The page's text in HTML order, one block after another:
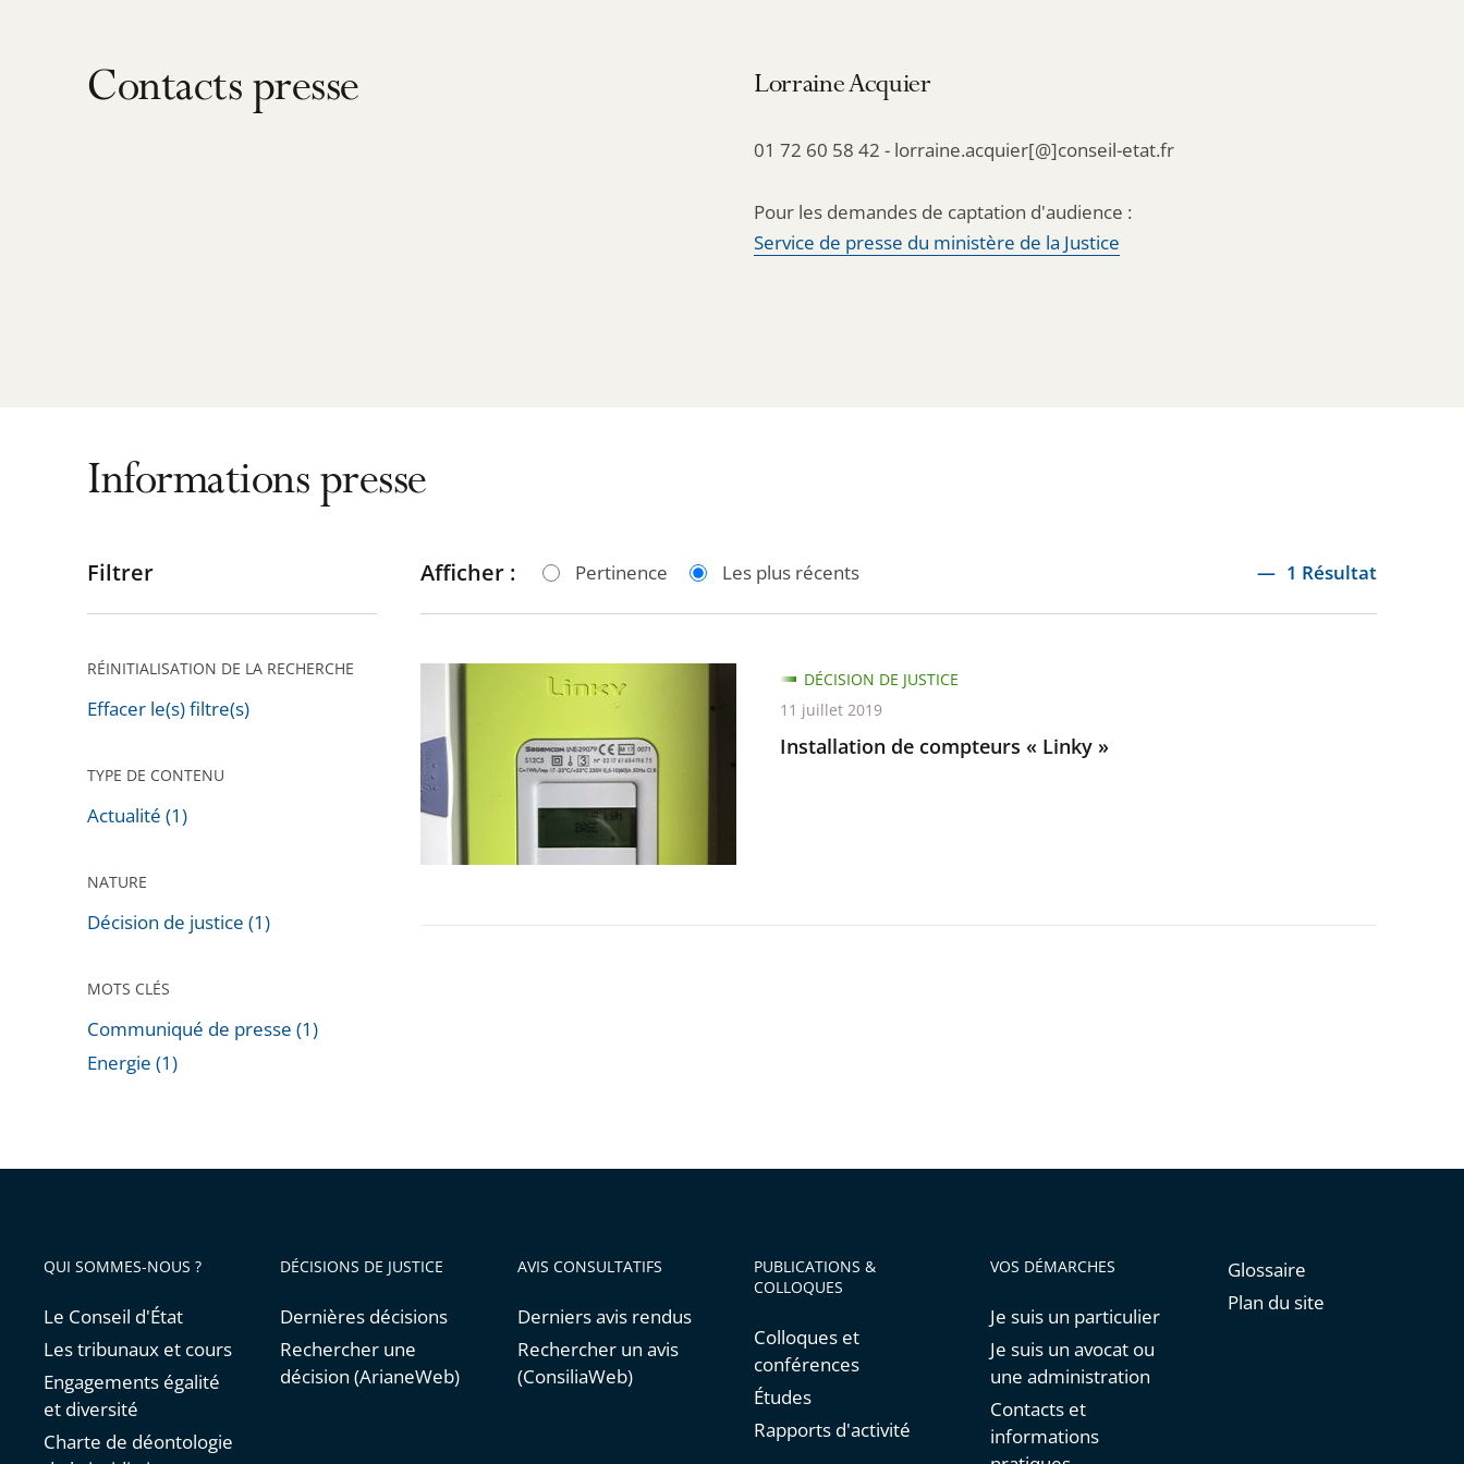
Contacts presse Lorraine Acquier
01 72 60 58 42 - lorraine.acquier[@]conseil-etat.fr
Pour les demandes de captation d'audience :
Service de presse du ministère de la Justice
Informations presse
Passer
pour
après
Filtrer
RÉINITIALISATION DE LA RECHERCHE
Effacer le(s) filtre(s)
TYPE DE CONTENU
Actualité (1)
NATURE
Décision de justice (1)
MOTS CLÉS
Communiqué de presse (1)
Energie (1)
Afficher : Pertinence Les plus récents 1 Résultat
compteurs
«
Linky
Installation de compteurs « Linky »
DÉCISION DE JUSTICE
11 juillet 2019
QUI SOMMES-NOUS ?
Le Conseil d'État
Les tribunaux et cours
Engagements égalité
et diversité
Charte de déontologie
DÉCISIONS DE JUSTICE
Dernières décisions
Rechercher une
décision (ArianeWeb)
AVIS CONSULTATIFS
Derniers avis rendus
Rechercher un avis
(ConsiliaWeb)
PUBLICATIONS &
COLLOQUES
Colloques et
conférences
Études
Rapports d'activité
VOS DÉMARCHES
Je suis un particulier
Je suis un avocat ou
une administration
Contacts et
informations
Glossaire
Plan du site